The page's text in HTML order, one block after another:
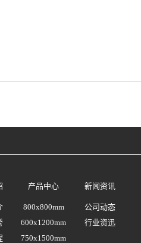
产品中心
800x800mm
600x1200mm
750x1500mm
新闻资讯
公司动态
行业资迅